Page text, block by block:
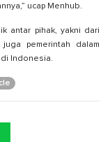
ucap Menhub.
antar pihak, yakni dari
pemerintah dalam
di Indonesia.